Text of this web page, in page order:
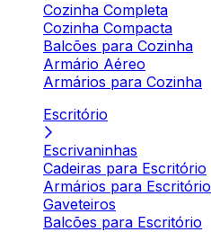
Cozinha Completa
Cozinha Compacta
Balcões para Cozinha
Armário Aéreo
Armários para Cozinha
Escritório
Escrivaninhas
Cadeiras para Escritório
Armários para Escritório
Gaveteiros
Balcões para Escritório